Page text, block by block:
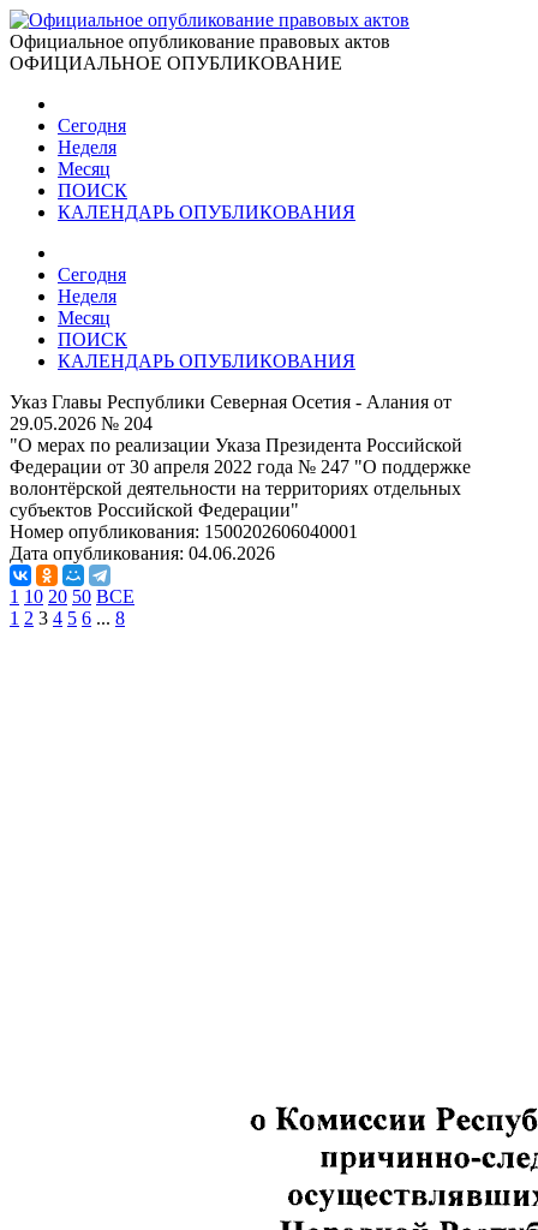
Официальное опубликование правовых актов
ОФИЦИАЛЬНОЕ ОПУБЛИКОВАНИЕ
Сегодня
Неделя
Месяц
ПОИСК
КАЛЕНДАРЬ ОПУБЛИКОВАНИЯ
Сегодня
Неделя
Месяц
ПОИСК
КАЛЕНДАРЬ ОПУБЛИКОВАНИЯ
Указ Главы Республики Северная Осетия - Алания от
29.05.2026 № 204
"О мерах по реализации Указа Президента Российской
Федерации от 30 апреля 2022 года № 247 "О поддержке
волонтёрской деятельности на территориях отдельных
субъектов Российской Федерации"
Номер опубликования: 1500202606040001
Дата опубликования: 04.06.2026
1 10 20 50 ВСЕ
1 2 3 4 5 6 ... 8